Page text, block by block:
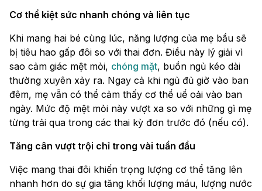
Cơ thể kiệt sức nhanh chóng và liên tục
Khi mang hai bé cùng lúc, năng lượng của mẹ bầu sẽ
bị tiêu hao gấp đôi so với thai đơn. Điều này lý giải vì
sao cảm giác mệt mỏi, chóng mặt, buồn ngủ kéo dài
thường xuyên xảy ra. Ngay cả khi ngủ đủ giờ vào ban
đêm, mẹ vẫn có thể cảm thấy cơ thể uể oải vào ban
ngày. Mức độ mệt mỏi này vượt xa so với những gì mẹ
từng trải qua trong các thai kỳ đơn trước đó (nếu có).
Tăng cân vượt trội chỉ trong vài tuần đầu
Việc mang thai đôi khiến trọng lượng cơ thể tăng lên
nhanh hơn do sự gia tăng khối lượng máu, lượng nước